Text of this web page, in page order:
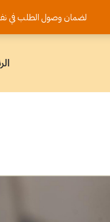
لضمان وصول الطلب في نفس اليوم يرجى